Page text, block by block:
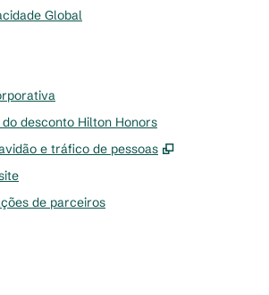
Global
desconto Hilton Honors
e tráfico de pessoas
,
de parceiros